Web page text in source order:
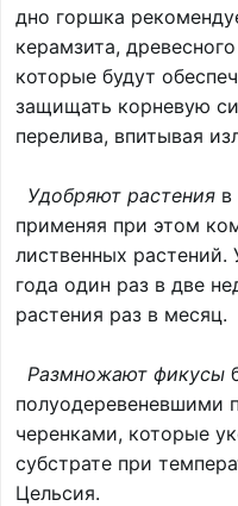
дно горшка
керамзита,
которые будут
защищать корневую
перелива, впитывая
Удобряют растения в
применяя при этом
лиственных
года один раз в две
растения раз в месяц.
Размножают фикусы
полуодеревеневшими
черенками, которые
субстрате при
Цельсия.